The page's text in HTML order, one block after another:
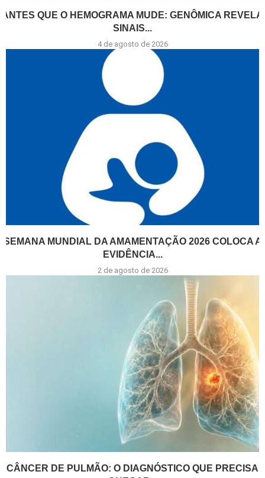
ANTES QUE O HEMOGRAMA MUDE: GENÔMICA REVELA
SINAIS...
4 de agosto de 2026
SEMANA MUNDIAL DA AMAMENTAÇÃO 2026 COLOCA A
EVIDÊNCIA...
2 de agosto de 2026
CÂNCER DE PULMÃO: O DIAGNÓSTICO QUE PRECISA